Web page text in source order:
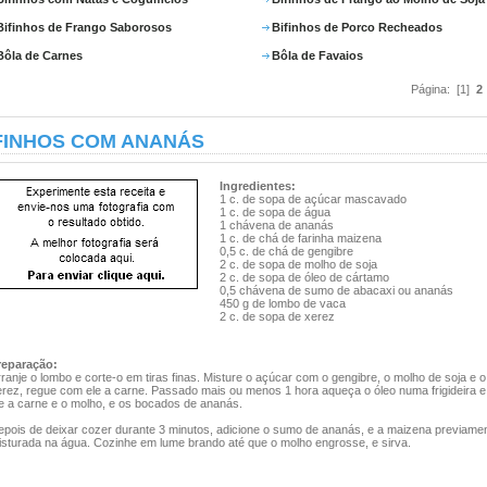
de Frango Saborosos Bifinhos de Porco Recheados
de Carnes Bôla de Favaios
Página: [1] 2
COM ANANÁS
Ingredientes:
1 c. de sopa de açúcar mascavado
1 c. de sopa de água
1 chávena de ananás
1 c. de chá de farinha maizena
0,5 c. de chá de gengibre
2 c. de sopa de molho de soja
2 c. de sopa de óleo de cártamo
0,5 chávena de sumo de abacaxi ou ananás
450 g de lombo de vaca
2 c. de sopa de xerez
o lombo e corte-o em tiras finas. Misture o açúcar com o gengibre, o molho de soja e o
regue com ele a carne. Passado mais ou menos 1 hora aqueça o óleo numa frigideira e
a carne e o molho, e os bocados de ananás.
de deixar cozer durante 3 minutos, adicione o sumo de ananás, e a maizena
na água. Cozinhe em lume brando até que o molho engrosse, e sirva.